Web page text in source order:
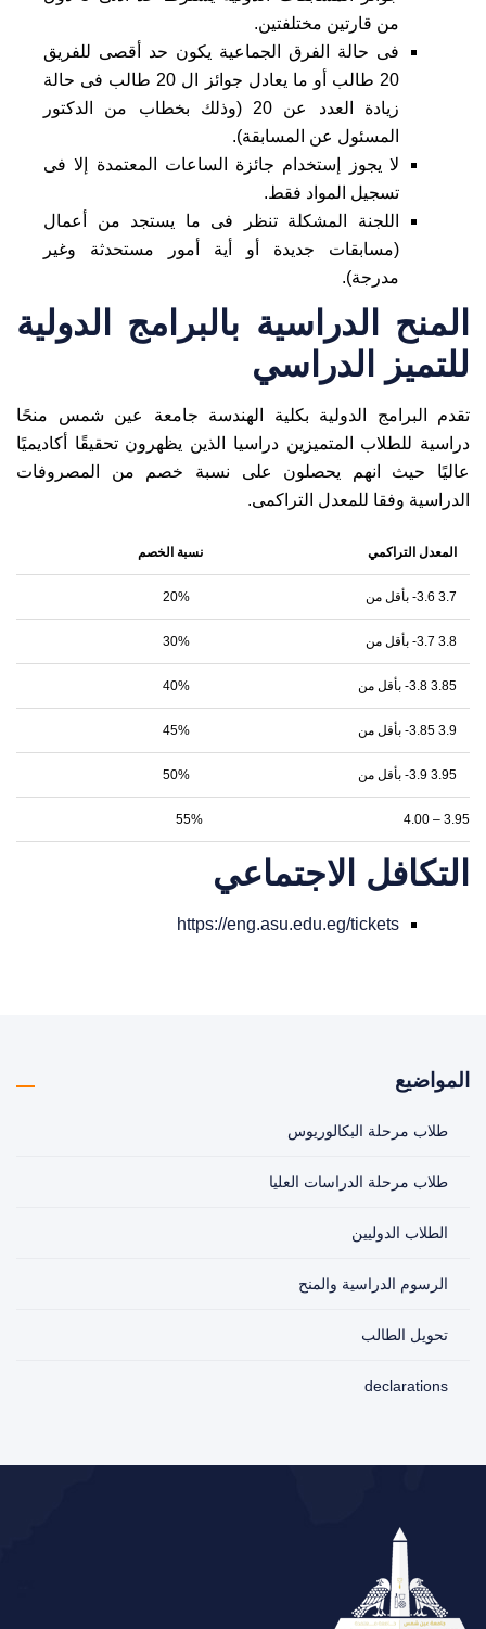
من قارتين مختلفتين.
فى حالة الفرق الجماعية يكون حد أقصى للفريق
20 طالب أو ما يعادل جوائز ال 20 طالب فى حالة
زيادة العدد عن 20 (وذلك بخطاب من الدكتور
المسئول عن المسابقة).
لا يجوز إستخدام جائزة الساعات المعتمدة إلا فى
تسجيل المواد فقط.
اللجنة المشكلة تنظر فى ما يستجد من أعمال
(مسابقات جديدة أو أية أمور مستحدثة وغير
مدرجة).
المنح الدراسية بالبرامج الدولية
للتميز الدراسي
تقدم البرامج الدولية بكلية الهندسة جامعة عين شمس منحًا
دراسية للطلاب المتميزين دراسيا الذين يظهرون تحقيقًا أكاديميًا
عاليًا حيث انهم يحصلون على نسبة خصم من المصروفات
الدراسية وفقا للمعدل التراكمى.
المعدل التراكمي نسبة الخصم
3.7 3.6- بأقل من 20%
3.8 3.7- بأقل من 30%
3.85 3.8- بأقل من 40%
3.9 3.85- بأقل من 45%
3.95 3.9- بأقل من 50%
3.95 – 4.00
55%
التكافل الاجتماعي
https://eng.asu.edu.eg/tickets
المواضيع
طلاب مرحلة البكالوريوس
طلاب مرحلة الدراسات العليا
الطلاب الدوليين
الرسوم الدراسية والمنح
تحويل الطالب
declarations